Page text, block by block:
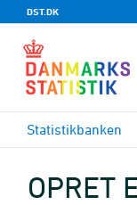
DST.DK
Statistikbanken
OPRET